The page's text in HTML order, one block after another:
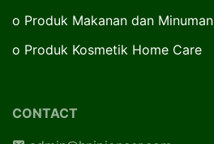
o Produk Makanan dan Minuman
o Produk Kosmetik Home Care
CONTACT